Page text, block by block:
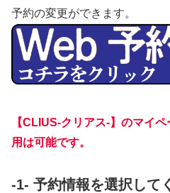
予約の変更ができます。
【CLIUS-クリアス-】のマイ
用は可能です。
-1- 予約情報を選択して